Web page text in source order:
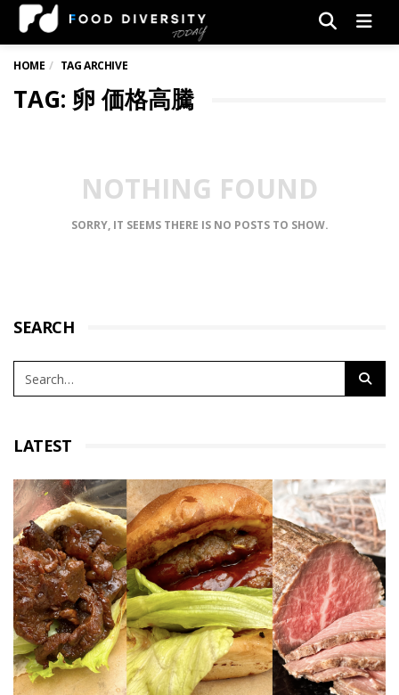
HOME TAG ARCHIVE
TAG: 卵 価格高騰
NOTHING FOUND
SORRY, IT SEEMS THERE IS NO POSTS TO SHOW.
SEARCH
LATEST